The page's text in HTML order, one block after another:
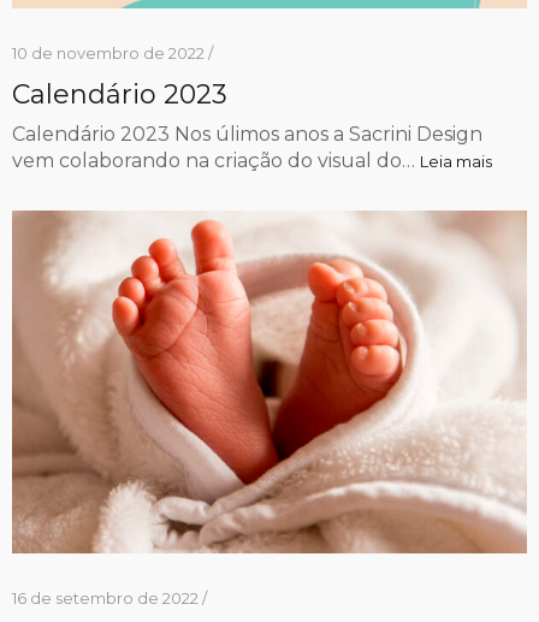
10 de novembro de 2022 /
Calendário 2023
Calendário 2023 Nos úlimos anos a Sacrini Design
vem colaborando na criação do visual do… Leia mais
16 de setembro de 2022 /